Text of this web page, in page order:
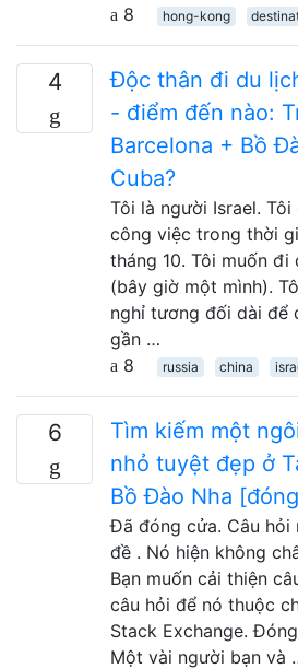
8
hong-kong
4
Độc thân đi du
- điểm đến nào:
Barcelona + Bồ
Cuba?
Tôi là người Israel.
công việc trong thời
tháng 10. Tôi muốn đi
(bây giờ một mình).
nghỉ tương đối dài để
gần …
8
russia china
6
Tìm kiếm một
nhỏ tuyệt đẹp ở
Bồ Đào Nha
Đã đóng cửa. Câu hỏi
đề . Nó hiện không
Bạn muốn cải thiện
câu hỏi để nó thuộc
Stack Exchange.
Một vài người bạn và